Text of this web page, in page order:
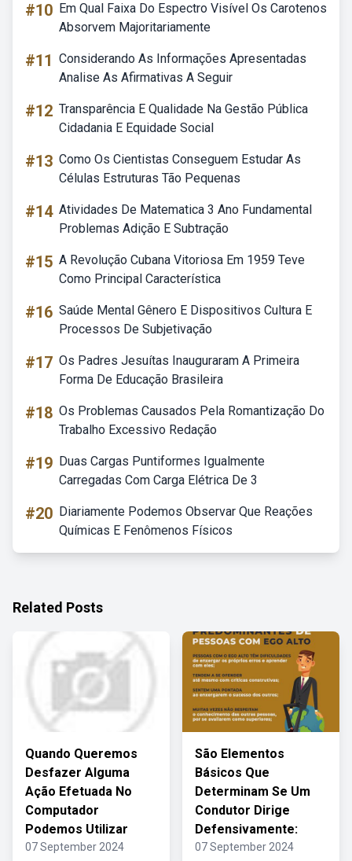
#10 Em Qual Faixa Do Espectro Visível Os Carotenos
Absorvem Majoritariamente
#11 Considerando As Informações Apresentadas
Analise As Afirmativas A Seguir
#12 Transparência E Qualidade Na Gestão Pública
Cidadania E Equidade Social
#13 Como Os Cientistas Conseguem Estudar As
Células Estruturas Tão Pequenas
#14 Atividades De Matematica 3 Ano Fundamental
Problemas Adição E Subtração
#15 A Revolução Cubana Vitoriosa Em 1959 Teve
Como Principal Característica
#16 Saúde Mental Gênero E Dispositivos Cultura E
Processos De Subjetivação
#17 Os Padres Jesuítas Inauguraram A Primeira
Forma De Educação Brasileira
#18 Os Problemas Causados Pela Romantização Do
Trabalho Excessivo Redação
#19 Duas Cargas Puntiformes Igualmente
Carregadas Com Carga Elétrica De 3
#20 Diariamente Podemos Observar Que Reações
Químicas E Fenômenos Físicos
Related Posts
Quando Queremos
Desfazer Alguma
Ação Efetuada No
Computador
Podemos Utilizar
07 September 2024
São Elementos
Básicos Que
Determinam Se Um
Condutor Dirige
Defensivamente:
07 September 2024